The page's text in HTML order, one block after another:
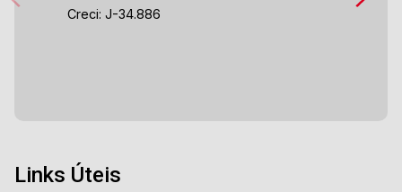
Creci: J-34.886
Links Úteis